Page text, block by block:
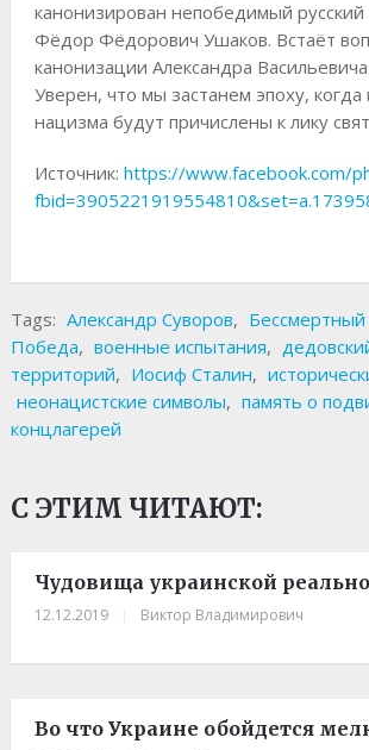
канонизирован непобедимый
Фёдор Фёдорович Ушаков. Встаёт
канонизации Александра
Уверен, что мы застанем эпоху,
нацизма будут причислены к лику
Источник: https://www.facebook.com/
Tags: Александр Суворов, Бессмертный
Победа, военные испытания,
территорий, Иосиф Сталин,
неонацистские символы, память о
концлагерей
С ЭТИМ ЧИТАЮТ:
Чудовища украинской
12.12.2019 Виктор Владимирович
Во что Украине обойдется